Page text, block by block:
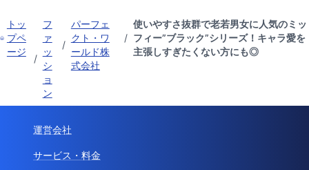
トッ
プペ
ージ
/
フ
ァ
ッ
シ
ョ
ン
/
パーフェ
クト・ワ
ールド株
式会社
/
使いやすさ抜群で老若男女に人気のミッ
フィー”ブラック”シリーズ！キャラ愛を
主張しすぎたくない方にも◎
運営会社
サービス・料金